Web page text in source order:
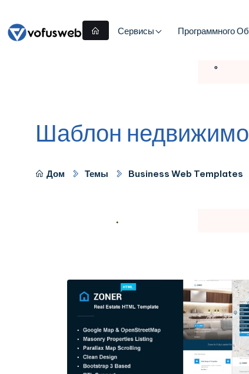
Сервисы Программного
Шаблон
Дом Темы Business Web Templates